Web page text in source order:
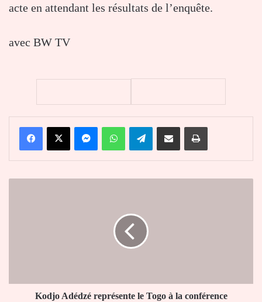
acte en attendant les résultats de l’enquête.
avec BW TV
FacebookX MessengerWhatsAppTelegramPartager par email Imprimer
internationale
Kodjo Adédzé représente le Togo à la conférence